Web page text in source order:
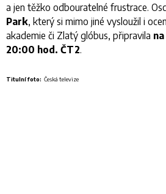
a jen těžko odbouratelné frustrace.
Park, který si mimo jiné vysloužil i
akademie či Zlatý glóbus, připravila
20:00 hod. ČT2.
Titulní foto: Česká televize